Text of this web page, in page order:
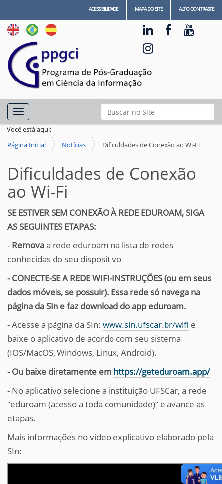
ACESSIBILIDADE MAPA DO SITE ALTO CONTRASTE
Busca
Busca Avançada…
Toggle navigation
Você está aqui:
Página Inicial
Notícias Dificuldades de Conexão ao Wi-Fi
Dificuldades de Conexão
ao Wi-Fi
SE ESTIVER SEM CONEXÃO À REDE EDUROAM, SIGA
AS SEGUINTES ETAPAS:
- Removaa rede eduroam na lista de redes
conhecidas do seu dispositivo
- CONECTE-SE A REDE WIFI-INSTRUÇÕES (ou em seus
dados móveis, se possuir). Essa rede só navega na
página da SIn e faz download do app eduroam.
- Acesse a página da SIn: www.sin.ufscar.br/wifi e
baixe o aplicativo de acordo com seu sistema
(IOS/MacOS, Windows, Linux, Android).
- Ou baixe diretamente em https://geteduroam.app/
- No aplicativo selecione a instituição UFSCar, a rede
“eduroam (acesso a toda comunidade)” e avance as
etapas.
Mais informações no vídeo explicativo elaborado pela
SIn: